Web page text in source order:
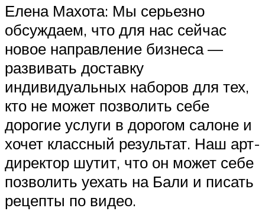
Елена Махота: Мы серьезно
обсуждаем, что для нас сейчас
новое направление бизнеса —
развивать доставку
индивидуальных наборов для тех,
кто не может позволить себе
дорогие услуги в дорогом салоне и
хочет классный результат. Наш арт-
директор шутит, что он может себе
позволить уехать на Бали и писать
рецепты по видео.